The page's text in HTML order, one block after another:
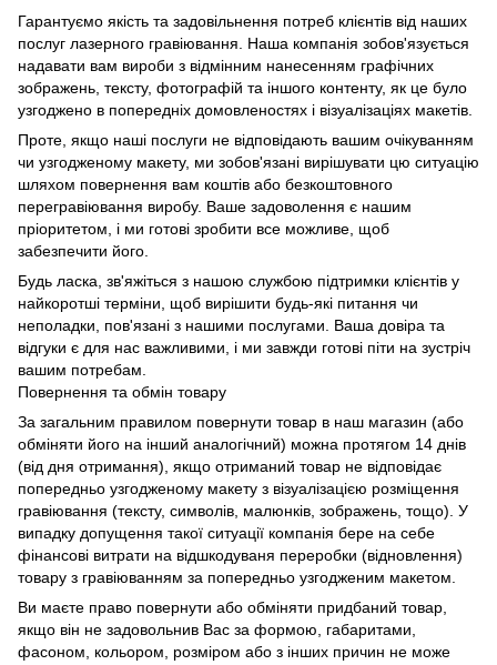
Гарантуємо якість та задовільнення потреб клієнтів від наших
послуг лазерного гравіювання. Наша компанія зобов'язується
надавати вам вироби з відмінним нанесенням графічних
зображень, тексту, фотографій та іншого контенту, як це було
узгоджено в попередніх домовленостях і візуалізаціях макетів.
Проте, якщо наші послуги не відповідають вашим очікуванням
чи узгодженому макету, ми зобов'язані вирішувати цю ситуацію
шляхом повернення вам коштів або безкоштовного
перегравіювання виробу. Ваше задоволення є нашим
пріоритетом, і ми готові зробити все можливе, щоб
забезпечити його.
Будь ласка, зв'яжіться з нашою службою підтримки клієнтів у
найкоротші терміни, щоб вирішити будь-які питання чи
неполадки, пов'язані з нашими послугами. Ваша довіра та
відгуки є для нас важливими, і ми завжди готові піти на зустріч
вашим потребам.
Повернення та обмін товару
За загальним правилом повернути товар в наш магазин (або
обміняти його на інший аналогічний) можна протягом 14 днів
(від дня отримання), якщо отриманий товар не відповідає
попередньо узгодженому макету з візуалізацією розміщення
гравіювання (тексту, символів, малюнків, зображень, тощо). У
випадку допущення такої ситуації компанія бере на себе
фінансові витрати на відшкодуваня переробки (відновлення)
товару з гравіюванням за попередньо узгодженим макетом.
Ви маєте право повернути або обміняти придбаний товар,
якщо він не задовольнив Вас за формою, габаритами,
фасоном, кольором, розміром або з інших причин не може